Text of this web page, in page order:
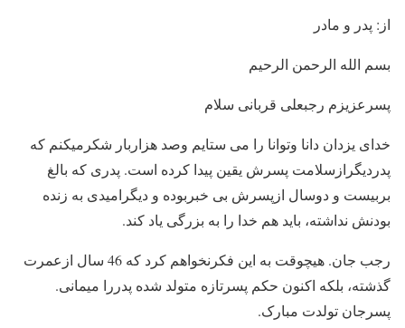
از:‌ پدر و مادر
بسم الله الرحمن الرحیم
پسرعزیزم رجبعلی قربانی سلام
خدای یزدان دانا وتوانا را می ستایم وصد هزاربار شکرمیکنم که
پدردیگرازسلامت پسرش یقین پیدا کرده است. پدری که بالغ
بربیست و دوسال ازپسرش بی خبربوده و دیگرامیدی به زنده
بودنش نداشته، باید هم خدا را به بزرگی یاد کند.
رجب جان. هیچوقت به این فکرنخواهم کرد که 46 سال ازعمرت
گذشته، بلکه اکنون حکم پسرتازه متولد شده پدررا میمانی.
پسرجان تولدت مبارک.